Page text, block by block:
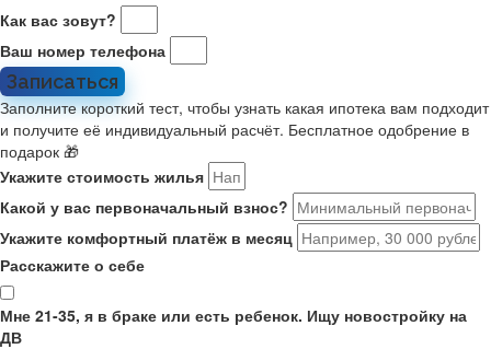
Как вас зовут?
Ваш номер телефона
Записаться
Заполните короткий тест, чтобы узнать какая ипотека вам подходит
и получите её индивидуальный расчёт. Бесплатное одобрение в
подарок 🎁
Укажите стоимость жилья
Какой у вас первоначальный взнос?
Укажите комфортный платёж в месяц
Расскажите о себе
Мне 21-35, я в браке или есть ребенок. Ищу новостройку на
ДВ